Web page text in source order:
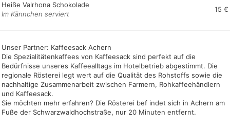
Heiße Valrhona Schokolade
Im Kännchen serviert
15 €
Unser Partner: Kaffeesack Achern
Die Spezialitätenkaffees von Kaffeesack sind perfekt auf die
Bedürfnisse unseres Kaffeealltags im Hotelbetrieb abgestimmt. Die
regionale Rösterei legt wert auf die Qualität des Rohstoffs sowie die
nachhaltige Zusammenarbeit zwischen Farmern, Rohkaffeehändlern
und Kaffeesack.
Sie möchten mehr erfahren? Die Rösterei bef indet sich in Achern am
Fuße der Schwarzwaldhochstraße, nur 20 Minuten entfernt.